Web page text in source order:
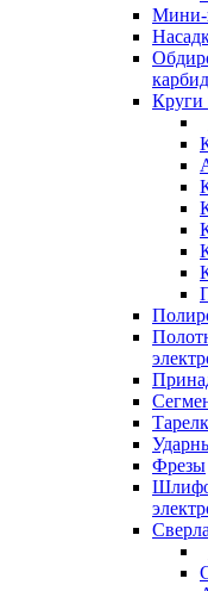
Мини-
Круги
Фрезы